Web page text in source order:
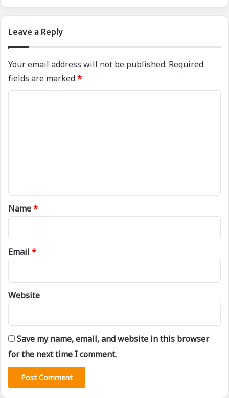
Leave a Reply
Your email address will not be published. Required
fields are marked*
*
Name*
Email *
Website
Save my name, email, and website in this browser
for the next time I comment.